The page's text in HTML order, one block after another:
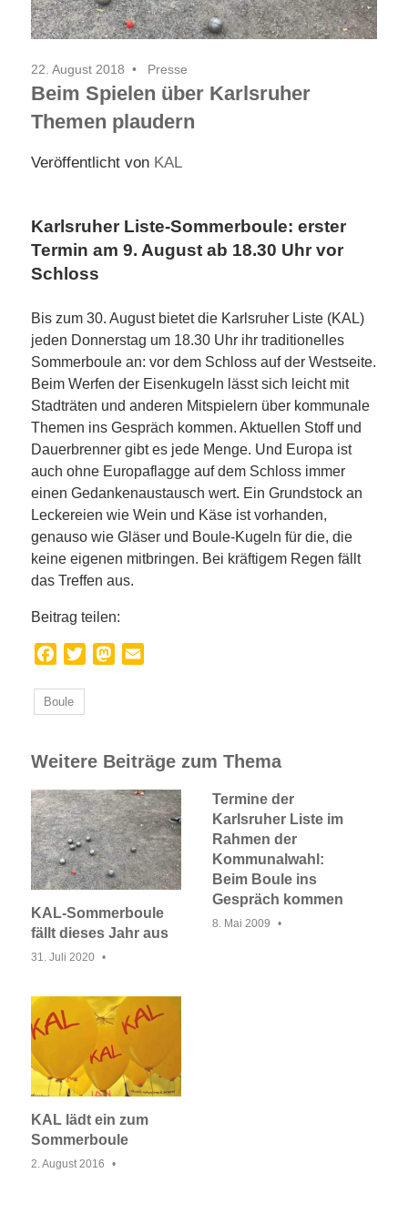
22. August 2018 Presse
Beim Spielen über Karlsruher
Themen plaudern
Veröffentlicht von KAL
Karlsruher Liste-Sommerboule: erster
Termin am 9. August ab 18.30 Uhr vor
Schloss
Bis zum 30. August bietet die Karlsruher Liste (KAL)
jeden Donnerstag um 18.30 Uhr ihr traditionelles
Sommerboule an: vor dem Schloss auf der Westseite.
Beim Werfen der Eisenkugeln lässt sich leicht mit
Stadträten und anderen Mitspielern über kommunale
Themen ins Gespräch kommen. Aktuellen Stoff und
Dauerbrenner gibt es jede Menge. Und Europa ist
auch ohne Europaflagge auf dem Schloss immer
einen Gedankenaustausch wert. Ein Grundstock an
Leckereien wie Wein und Käse ist vorhanden,
genauso wie Gläser und Boule-Kugeln für die, die
keine eigenen mitbringen. Bei kräftigem Regen fällt
das Treffen aus.
Beitrag teilen:
Facebook
TwitterMastodon
Boule
Weitere Beiträge zum Thema
KAL-Sommerboule
fällt dieses Jahr aus
31. Juli 2020
Termine der
Karlsruher Liste im
Rahmen der
Kommunalwahl:
Beim Boule ins
Gespräch kommen
8. Mai 2009
KAL lädt ein zum
Sommerboule
2. August 2016